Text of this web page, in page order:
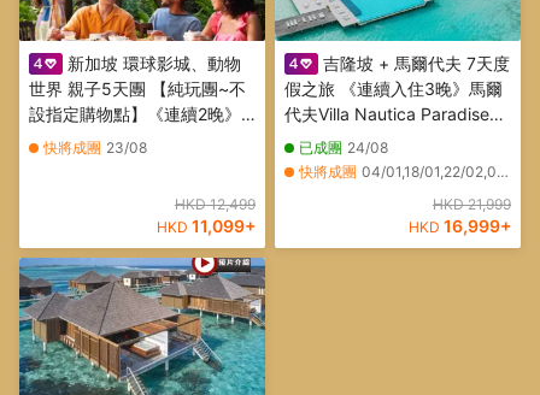
新加坡 環球影城、動物
世界 親子5天團 【純玩團~不
設指定購物點】《連續2晚》
國際五星級Mandai Rainforest
快將成團 23/08
HKD 12,499
HKD 11,099+
吉隆坡 + 馬爾代夫 7天度
假之旅 《連續入住3晚》馬爾
代夫Villa Nautica Paradise
Island Resort ~ Beach Villa
天堂島度假村
已成團 24/08
快將成團 04/01,18/01,22/02,08/03
HKD 21,999
HKD 16,999+